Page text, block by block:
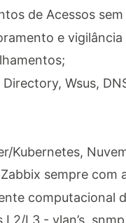
de Acessos
e vigilância
Wsus,
Kubernetes,
sempre com
computacional